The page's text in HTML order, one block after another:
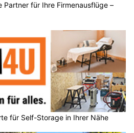
Partner für Ihre Firmenausflüge –
für Self-Storage in Ihrer Nähe